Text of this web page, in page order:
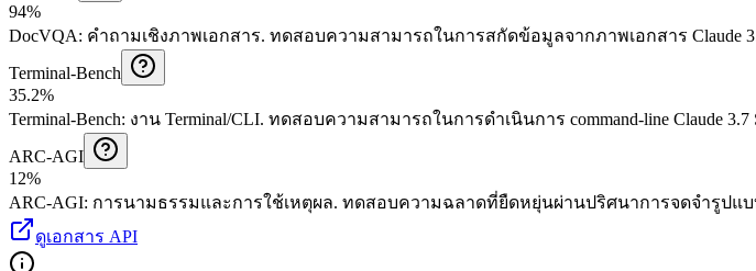
94%
DocVQA: คำถามเชิงภาพเอกสาร. ทดสอบความสามารถในการสกัดข้อมูลจากภาพเอกสาร Claude
Terminal-Bench
35.2%
Terminal-Bench: งาน Terminal/CLI. ทดสอบความสามารถในการดำเนินการ command-line Claude
ARC-AGI
12%
ARC-AGI: การนามธรรมและการใช้เหตุผล. ทดสอบความฉลาดที่ยืดหยุ่นผ่านปริศนาการจดจำรูปแ
ดูเอกสาร API